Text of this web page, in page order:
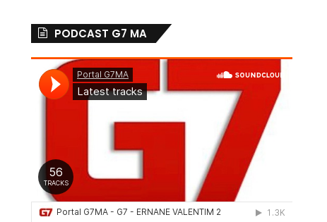
PODCAST G7 MA